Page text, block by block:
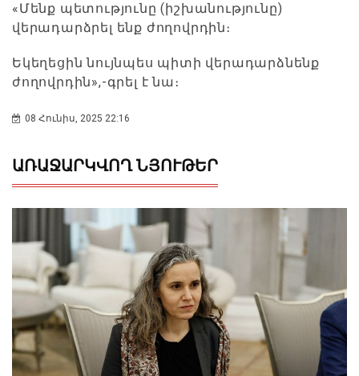
«Մենք պետությունը (իշխանությունը)
վերադարձրել ենք ժողովրդին։
Եկեղեցին նույնպես պիտի վերադարձնենք
ժողովրդին»,-գրել է նա։
08 Հունիս, 2025 22:16
ԱՌԱՋԱՐԿՎՈՂ ՆՅՈՒԹԵՐ